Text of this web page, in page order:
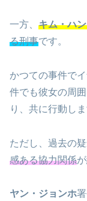
一方、 キム・ハ
る刑事です。
かつての事件で
件でも彼女の周
り、共に行動しま
ただし、過去の
感ある協力関係
ヤン・ジョンホ